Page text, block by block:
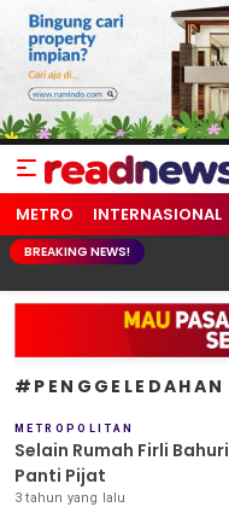
readnews.id
Berita Terkini, Update
METRO INTERNASIONAL
BREAKING NEWS!
#PENGGELEDAHAN
METROPOLITAN
Selain Rumah Firli
Panti Pijat
3 tahun yang lalu